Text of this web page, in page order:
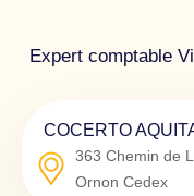
Expert comptable
COCERTO
363 Chemin de
Ornon Cedex